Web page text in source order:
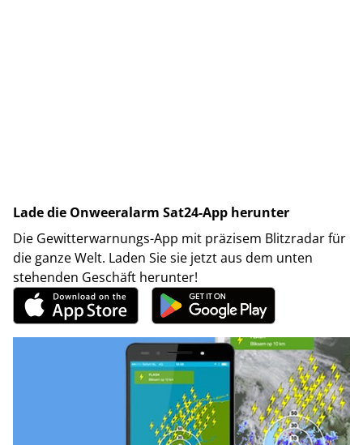
Lade die Onweeralarm Sat24-App herunter
Die Gewitterwarnungs-App mit präzisem Blitzradar für
die ganze Welt. Laden Sie sie jetzt aus dem unten
stehenden Geschäft herunter!